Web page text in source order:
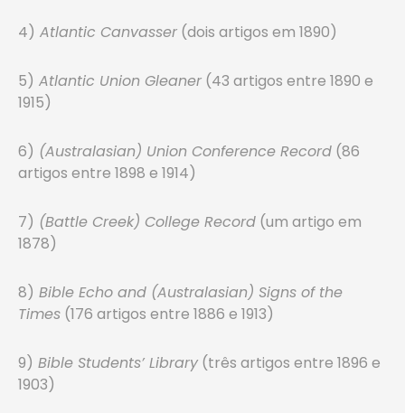
4) Atlantic Canvasser (dois artigos em 1890)
5) Atlantic Union Gleaner (43 artigos entre 1890 e
1915)
6) (Australasian) Union Conference Record (86
artigos entre 1898 e 1914)
7) (Battle Creek) College Record (um artigo em
1878)
8) Bible Echo and (Australasian) Signs of the
Times (176 artigos entre 1886 e 1913)
9) Bible Students’ Library(três artigos entre 1896 e
1903)